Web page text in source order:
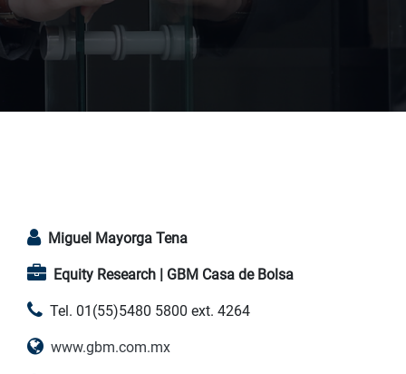
Miguel Mayorga Tena
Equity Research | GBM Casa de Bolsa
Tel. 01(55)5480 5800 ext. 4264
www.gbm.com.mx